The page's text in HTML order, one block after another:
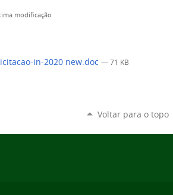
modificação
in-2020 new.doc — 71 KB
Voltar para o topo